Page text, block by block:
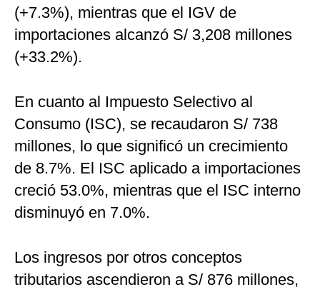
(+7.3%), mientras que el IGV de
importaciones alcanzó S/ 3,208 millones
(+33.2%).
En cuanto al Impuesto Selectivo al
Consumo (ISC), se recaudaron S/ 738
millones, lo que significó un crecimiento
de 8.7%. El ISC aplicado a importaciones
creció 53.0%, mientras que el ISC interno
disminuyó en 7.0%.
Los ingresos por otros conceptos
tributarios ascendieron a S/ 876 millones,